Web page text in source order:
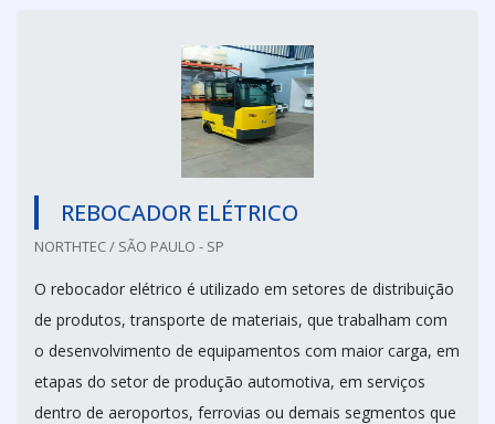
REBOCADOR ELÉTRICO
NORTHTEC / SÃO PAULO - SP
O rebocador elétrico é utilizado em setores de distribuição
de produtos, transporte de materiais, que trabalham com
o desenvolvimento de equipamentos com maior carga, em
etapas do setor de produção automotiva, em serviços
dentro de aeroportos, ferrovias ou demais segmentos que